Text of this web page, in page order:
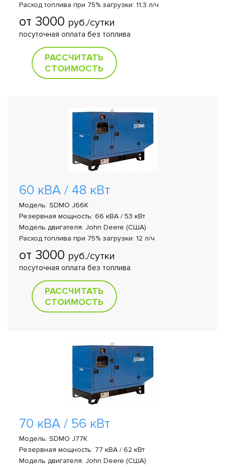
Расход топлива при 75% загрузки: 11,3 л/ч
от 3000 руб./сутки
посуточная оплата без топлива
РАССЧИТАТЬ
СТОИМОСТЬ
60 кВА / 48 кВт
Модель: SDMO J66K
Резервная мощность: 66 кВА / 53 кВт
Модель двигателя: John Deere (США)
Расход топлива при 75% загрузки: 12 л/ч
от 3000 руб./сутки
посуточная оплата без топлива
РАССЧИТАТЬ
СТОИМОСТЬ
70 кВА / 56 кВт
Модель: SDMO J77K
Резервная мощность: 77 кВА / 62 кВт
Модель двигателя: John Deere (США)